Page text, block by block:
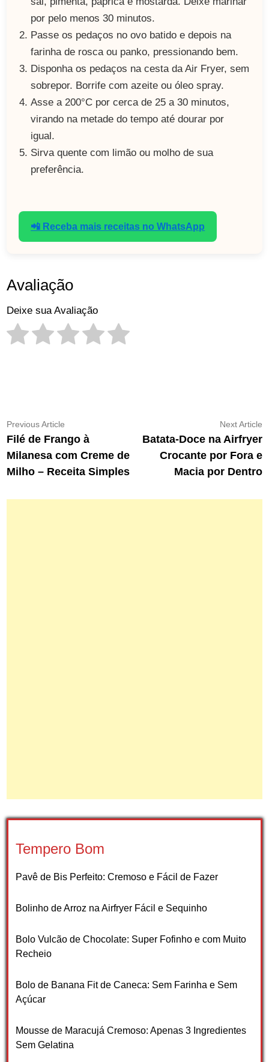
por pelo menos 30 minutos.
Passe os pedaços no ovo batido e depois na
farinha de rosca ou panko, pressionando bem.
Disponha os pedaços na cesta da Air Fryer, sem
sobrepor. Borrife com azeite ou óleo spray.
Asse a 200°C por cerca de 25 a 30 minutos,
virando na metade do tempo até dourar por
igual.
Sirva quente com limão ou molho de sua
preferência.
📲 Receba mais receitas no WhatsApp
Avaliação
Deixe sua Avaliação
Navegação
de
Post
Previous Article
article:
Filé de Frango à
Milanesa com Creme de
Milho – Receita Simples
Next Article
Batata-Doce na Airfryer
Crocante por Fora e
Macia por Dentro
Tempero Bom
Pavê de Bis Perfeito: Cremoso e Fácil de Fazer
Bolinho de Arroz na Airfryer Fácil e Sequinho
Bolo Vulcão de Chocolate: Super Fofinho e com Muito
Recheio
Bolo de Banana Fit de Caneca: Sem Farinha e Sem
Açúcar
Mousse de Maracujá Cremoso: Apenas 3 Ingredientes
Sem Gelatina